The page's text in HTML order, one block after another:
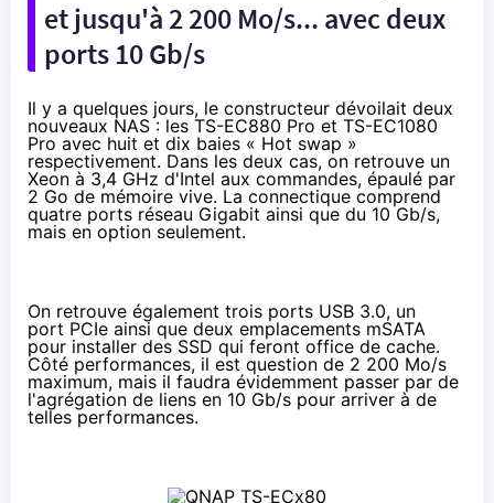
et jusqu'à 2 200 Mo/s... avec deux
ports 10 Gb/s
Il y a quelques jours, le constructeur dévoilait deux
nouveaux NAS: les TS-EC880 Pro et TS-EC1080
Pro avec huit et dix baies « Hot swap »
respectivement. Dans les deux cas, on retrouve un
Xeon à 3,4 GHz d'Intel aux commandes, épaulé par
2 Go de mémoire vive. La connectique comprend
quatre ports réseau Gigabit ainsi que du 10 Gb/s,
mais en option seulement.
On retrouve également trois ports USB 3.0, un
port PCIe ainsi que deux emplacements mSATA
pour installer des SSD qui feront office de cache.
Côté performances, il est question de 2 200 Mo/s
maximum, mais il faudra évidemment passer par de
l'agrégation de liens en 10 Gb/s pour arriver à de
telles performances.